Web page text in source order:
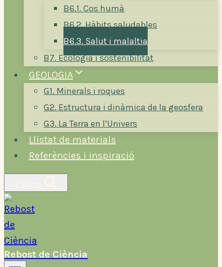
B6.1. Cos humà
B6.2. Hàbits saludables
B6.3. Salut i malaltia
B7. Ecologia i sostenibilitat
GEOLOGIA
G1. Minerals i roques
G2. Estructura i dinàmica de la geosfera
G3. La Terra en l’Univers
Llistat de materials
Referències i inspiració
Rebost de Ciència